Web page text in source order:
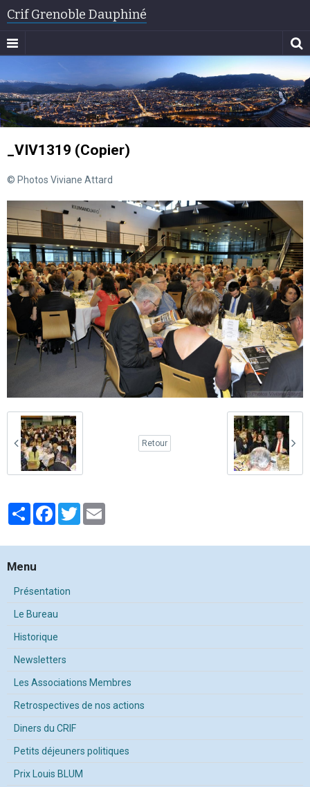
Crif Grenoble Dauphiné
_VIV1319 (Copier)
© Photos Viviane Attard
Retour
PartagerFacebook
Twitter
Menu
Présentation
Le Bureau
Historique
Newsletters
Les Associations Membres
Retrospectives de nos actions
Diners du CRIF
Petits déjeuners politiques
Prix Louis BLUM